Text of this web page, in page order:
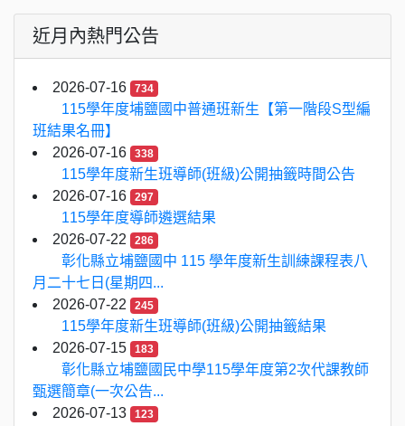
近月內熱門公告
2026-07-16 734
115學年度埔鹽國中普通班新生【第一階段S型編
班結果名冊】
2026-07-16
338
115學年度新生班導師(班級)公開抽籤時間公告
2026-07-16
297
115學年度導師遴選結果
2026-07-22
286
彰化縣立埔鹽國中 115 學年度新生訓練課程表八
月二十七日(星期四...
2026-07-22
245
115學年度新生班導師(班級)公開抽籤結果
2026-07-15
183
彰化縣立埔鹽國民中學115學年度第2次代課教師
甄選簡章(一次公告...
2026-07-13
123